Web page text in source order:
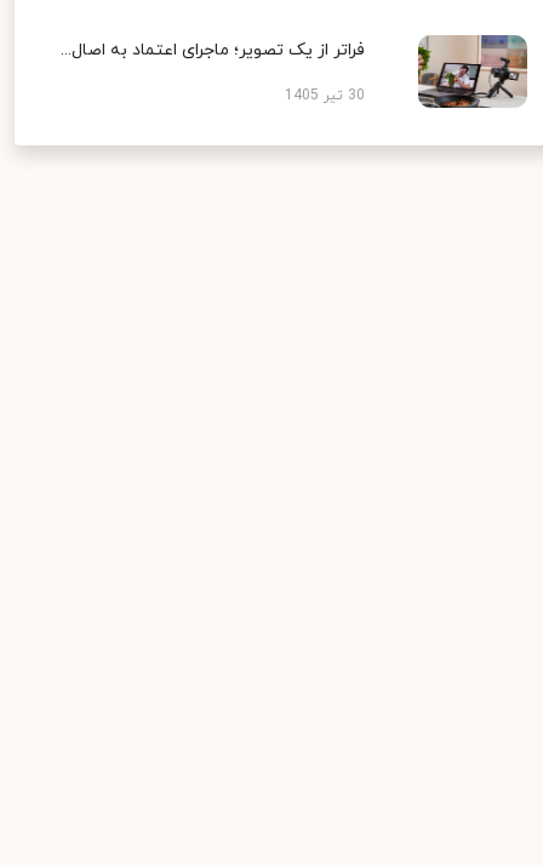
فراتر از یک تصویر؛ ماجرای اعتماد به اصال...
30 تیر 1405